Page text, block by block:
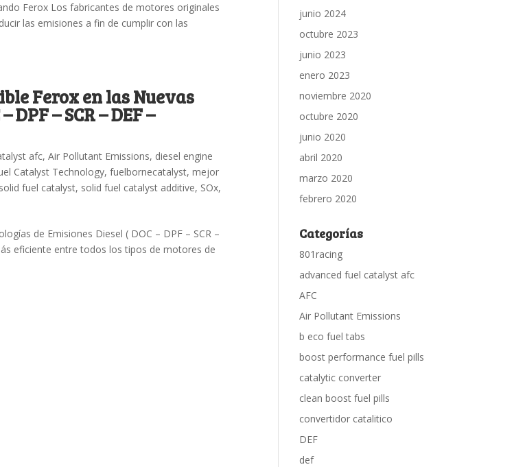
Ferox Los fabricantes de motores originales
las emisiones a fin de cumplir con las
Ferox en las Nuevas
– SCR – DEF –
afc,Air Pollutant Emissions, diesel engine
Catalyst Technology,fuelbornecatalyst,mejor
solid fuel catalyst, solid fuel catalyst additive, SOx,
de Emisiones Diesel ( DOC – DPF – SCR –
eficiente entre todos los tipos de motores de
junio 2024
octubre 2023
junio 2023
enero 2023
noviembre 2020
octubre 2020
junio 2020
abril 2020
marzo 2020
febrero 2020
Categorías
801racing
advanced fuel catalyst afc
AFC
Air Pollutant Emissions
b eco fuel tabs
boost performance fuel pills
catalytic converter
clean boost fuel pills
convertidor catalitico
DEF
def